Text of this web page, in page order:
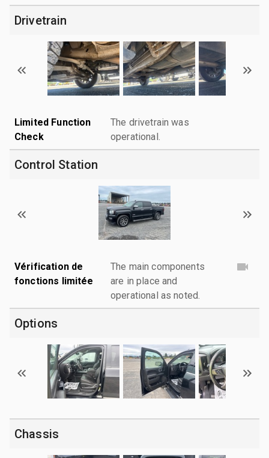
Drivetrain
Limited Function
Check
The drivetrain was
operational.
Control Station
Vérification de
fonctions limitée
The main components
are in place and
operational as noted.
Options
Chassis